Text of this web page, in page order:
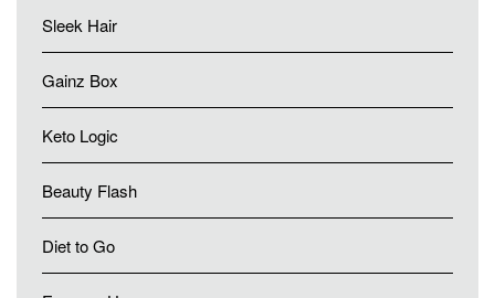
Sleek Hair
Gainz Box
Keto Logic
Beauty Flash
Diet to Go